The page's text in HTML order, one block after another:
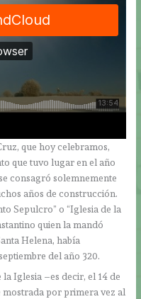
que hoy celebramos,
que tuvo lugar en el año
consagró solemnemente
años de construcción.
Sepulcro” o “Iglesia de la
quien la mandó
Helena, había
del año 320.
Iglesia –es decir, el 14 de
mostrada por primera vez al